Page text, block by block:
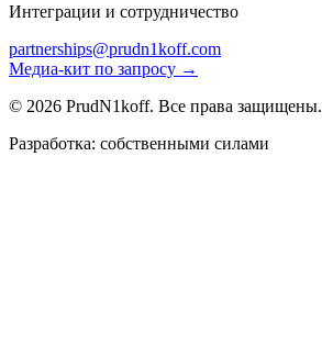
Интеграции и сотрудничество
partnerships@prudn1koff.com
Медиа-кит по запросу →
© 2026 PrudN1koff. Все права защищены.
Разработка: собственными силами